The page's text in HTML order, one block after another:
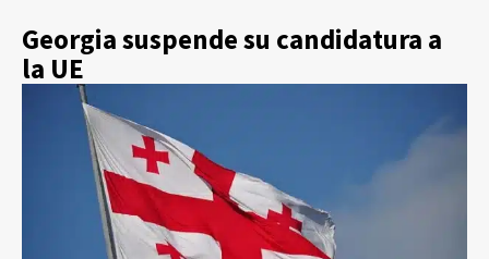
Georgia suspende su candidatura a
la UE